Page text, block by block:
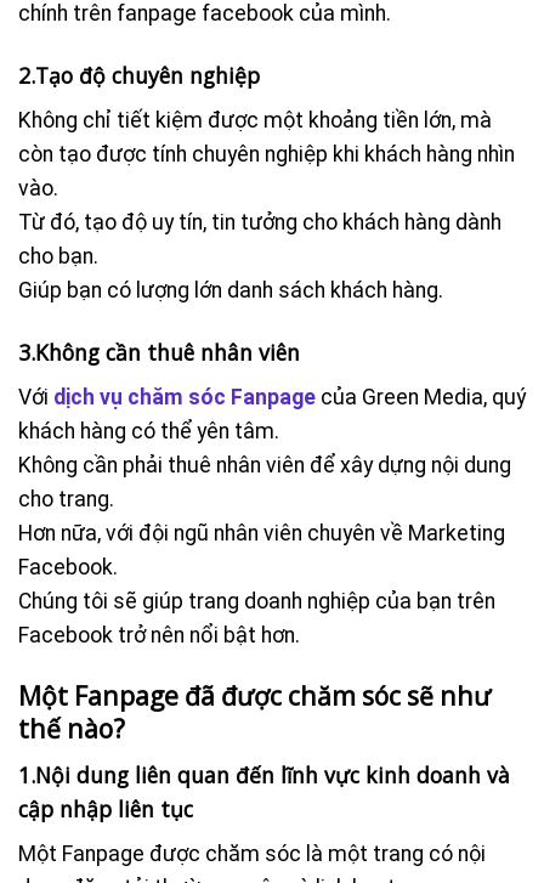
chính trên fanpage facebook của mình.
2.Tạo độ chuyên nghiệp
Không chỉ tiết kiệm được một khoảng tiền lớn, mà
còn tạo được tính chuyên nghiệp khi khách hàng nhìn
vào.
Từ đó, tạo độ uy tín, tin tưởng cho khách hàng dành
cho bạn.
Giúp bạn có lượng lớn danh sách khách hàng.
3.Không cần thuê nhân viên
Với dịch vụ chăm sóc Fanpage của Green Media, quý
khách hàng có thể yên tâm.
Không cần phải thuê nhân viên để xây dựng nội dung
cho trang.
Hơn nữa, với đội ngũ nhân viên chuyên về Marketing
Facebook.
Chúng tôi sẽ giúp trang doanh nghiệp của bạn trên
Facebook trở nên nổi bật hơn.
Một Fanpage đã được chăm sóc sẽ như
thế nào?
1.Nội dung liên quan đến lĩnh vực kinh doanh và
cập nhập liên tục
Một Fanpage được chăm sóc là một trang có nội